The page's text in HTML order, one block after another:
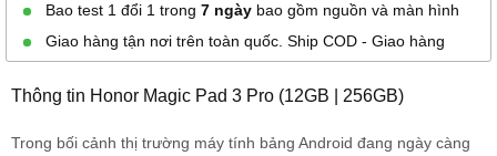
Tony 090104xxxx 21:00 08/07/2026
Tony 090104xxxx 21:00 08/07/2026
Tony 090104xxxx 21:00 08/07/2026
Trần Hùng 084383xxxx 19:29 08/07/2026
Bao test 1 đổi 1 trong 7 ngày bao gồm nguồn và màn hình
Giao hàng tận nơi trên toàn quốc. Ship COD - Giao hàng
Thông tin Honor Magic Pad 3 Pro (12GB | 256GB)
Trong bối cảnh thị trường máy tính bảng Android đang ngày càng